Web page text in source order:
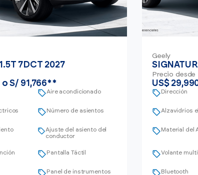
7DCT 2027
o S/ 91,766**
Aire acondicionado
Número de asientos
Ajuste del asiento del
conductor
Pantalla Táctil
Panel de instrumentos
Geely
Precio desde
US$
Dirección
Alzavidrios
Material del
Volante
Bluetooth